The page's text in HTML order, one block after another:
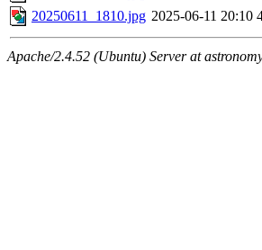
20250611_1810.jpg 2025-06-11 20:10
Apache/2.4.52 (Ubuntu) Server at